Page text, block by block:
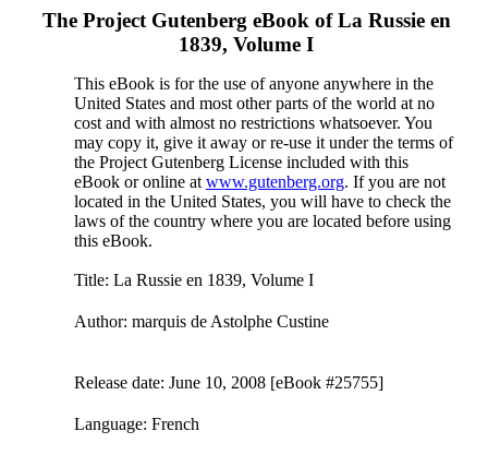
The Project Gutenberg eBook ofLa Russie en
1839, Volume I
This eBook is for the use of anyone anywhere in the
United States and most other parts of the world at no
cost and with almost no restrictions whatsoever. You
may copy it, give it away or re-use it under the terms of
the Project Gutenberg License included with this
eBook or online at www.gutenberg.org. If you are not
located in the United States, you will have to check the
laws of the country where you are located before using
this eBook.
Title: La Russie en 1839, Volume I
Author: marquis de Astolphe Custine
Release date: June 10, 2008 [eBook #25755]
Language: French